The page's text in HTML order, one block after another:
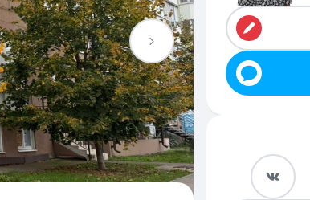
Избранное
0 объявлений
Услуги